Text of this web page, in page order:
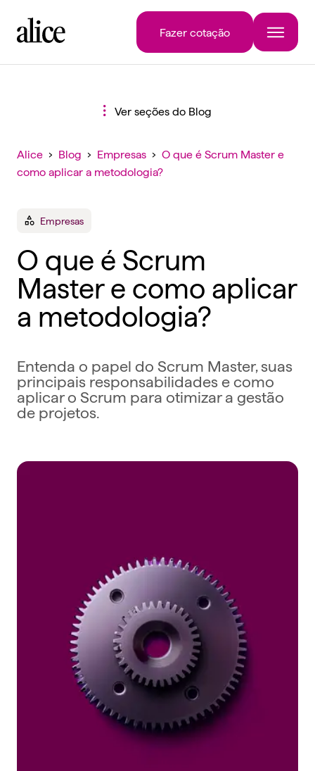
Fazer cotação
Ver seções do Blog
Alice › Blog › Empresas › O que é Scrum Master e
como aplicar a metodologia?
Empresas
O que é Scrum
Master e como aplicar
a metodologia?
Entenda o papel do Scrum Master, suas
principais responsabilidades e como
aplicar o Scrum para otimizar a gestão
de projetos.